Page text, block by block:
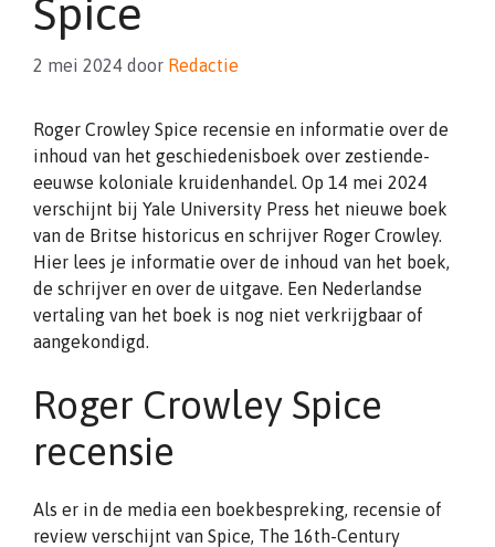
Spice
2 mei 2024 door Redactie
Roger Crowley Spice recensie en informatie over de
inhoud van het geschiedenisboek over zestiende-
eeuwse koloniale kruidenhandel. Op 14 mei 2024
verschijnt bij Yale University Press het nieuwe boek
van de Britse historicus en schrijver Roger Crowley.
Hier lees je informatie over de inhoud van het boek,
de schrijver en over de uitgave. Een Nederlandse
vertaling van het boek is nog niet verkrijgbaar of
aangekondigd.
Roger Crowley Spice
recensie
Als er in de media een boekbespreking, recensie of
review verschijnt van Spice, The 16th-Century